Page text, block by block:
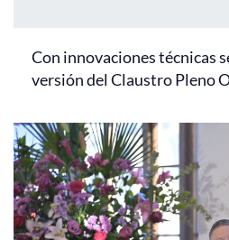
Con innovaciones técnicas
versión del Claustro Pleno